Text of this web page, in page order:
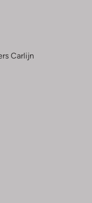
Carlijn